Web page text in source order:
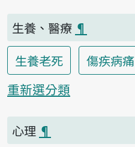
生養、醫療 ¶
生養老死
傷疾病痛
重新選分類
心理 ¶